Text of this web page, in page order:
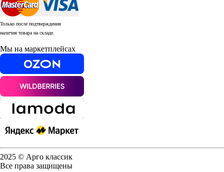
Только после подтверждения
наличия товара на складе.
Мы на маркетплейсах
2025 © Арго классик
Все права защищены